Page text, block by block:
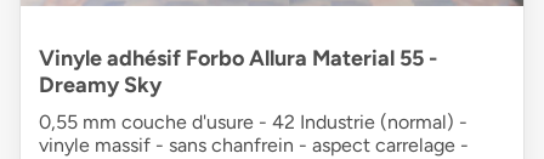
Vinyle adhésif Forbo Allura Material 55 -
Dreamy Sky
0,55 mm couche d'usure - 42 Industrie (normal) -
vinyle massif - sans chanfrein - aspect carrelage -